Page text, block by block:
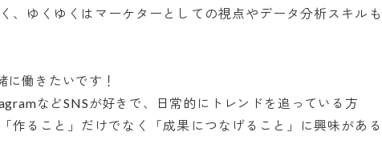
、ゆくゆくはマーケターとしての視点やデータ分析スキルも
働きたいです！
などSNSが好きで、日常的にトレンドを追っている方
作ること」だけでなく「成果につなげること」に興味がある